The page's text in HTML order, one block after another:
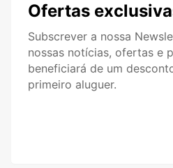
Ofertas
Subscrever a nossa
nossas notícias, ofertas e
beneficiará de um
primeiro aluguer.